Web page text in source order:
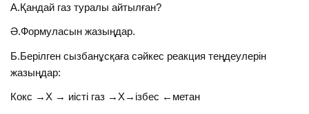
А.Қандай газ туралы айтылған?
Ә.Формуласын жазыңдар.
Б.Берілген сызбанұсқаға сәйкес реакция теңдеулерін
жазыңдар:
Кокс →Х → иісті газ →Х→ізбес ←метан